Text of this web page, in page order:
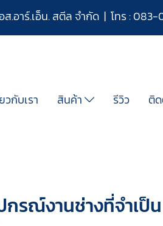
ส.อาร์.เอ็น. สตีล จำกัด | โทร :083-
วกับเรา สินค้า รีวิว ติ
รณ์งานช่างที่จำเป็น